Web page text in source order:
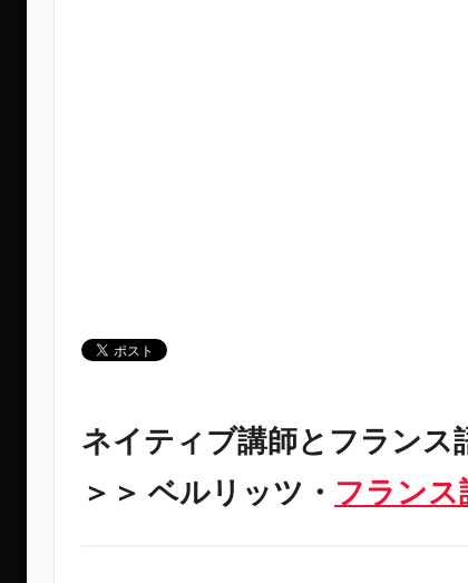
ネイティブ講師とフランス
＞＞ ベルリッツ・ フランス